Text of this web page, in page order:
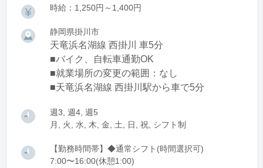
時給：1,250円～1,400円
静岡県掛川市
天竜浜名湖線 西掛川 車5分
■バイク、自転車通勤OK
■就業場所の変更の範囲：なし
■天竜浜名湖線 西掛川駅から車で5分
週3, 週4, 週5
月, 火, 水, 木, 金, 土, 日, 祝, シフト制
【勤務時間帯】◆通常シフト(時間選択可)
7:00〜16:00(休憩1:00)